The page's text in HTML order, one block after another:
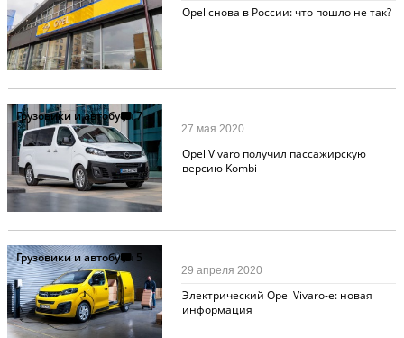
Opel снова в России: что пошло не так?
Грузовики и автобусы7
Opel Vivaro получил пассажирскую
версию Kombi
27 мая 2020
Грузовики и автобусы 5
Электрический Opel Vivaro-e: новая
информация
29 апреля 2020